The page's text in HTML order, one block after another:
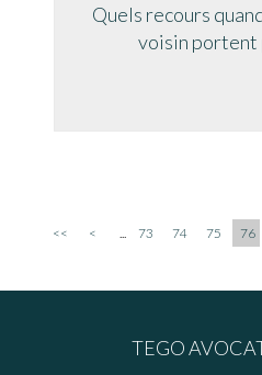
Quels recours
voisin portent
<< < 73 74 75 76
TEGO